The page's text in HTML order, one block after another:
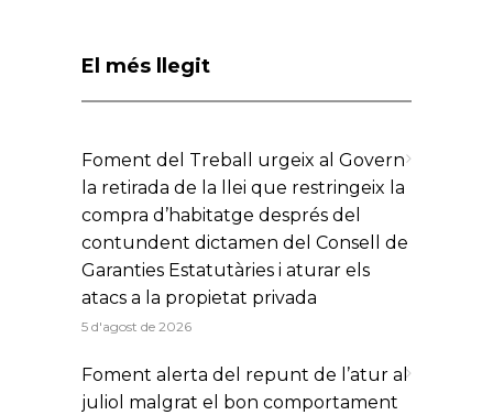
El més llegit
Foment del Treball urgeix al Govern
la retirada de la llei que restringeix la
compra d’habitatge després del
contundent dictamen del Consell de
Garanties Estatutàries i aturar els
atacs a la propietat privada
5 d'agost de 2026
Foment alerta del repunt de l’atur al
juliol malgrat el bon comportament